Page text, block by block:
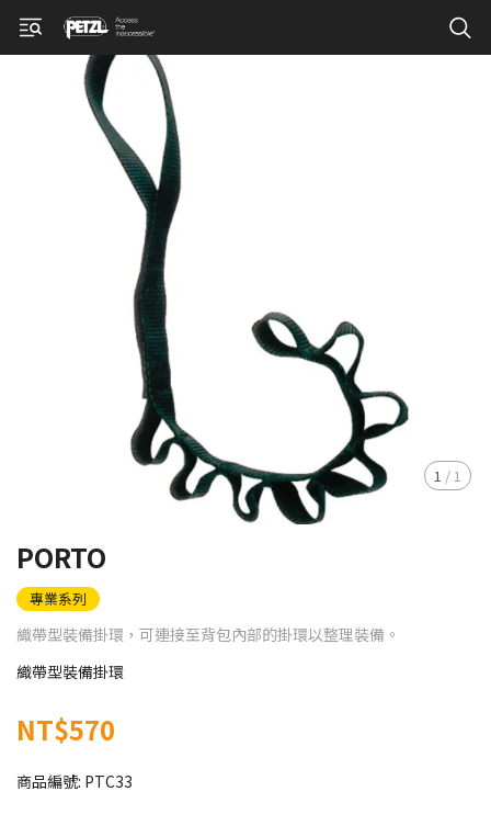
1 / 1
PORTO
專業系列
織帶型裝備掛環，可連接至背包內部的掛環以整理裝備。
織帶型裝備掛環
NT$570
商品編號: PTC33